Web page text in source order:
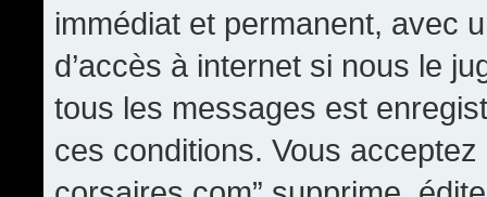
immédiat et permanent, avec
d’accès à internet si nous le
tous les messages est
ces conditions. Vous